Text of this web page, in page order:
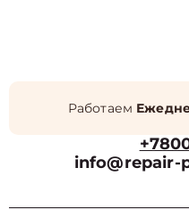
Работаем
info@repair-